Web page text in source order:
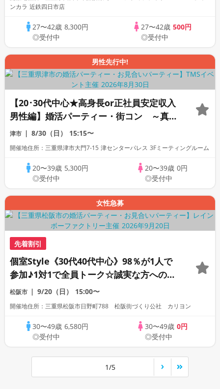
ンカラ 近鉄四日市店
27〜42歳 8,300円
◎受付中
27〜42歳 500円
◎受付中
男性先行中!
【20･30代中心★高身長or正社員安定収入
男性編】婚活パーティー・街コン ～真剣
な出会い～
津市 8/30（日） 15:15〜
開催地住所：三重県津市大門7-15 津センターパレス 3Fミーティングルーム
20〜39歳 5,300円
◎受付中
20〜39歳 0円
◎受付中
女性急募
先着割引
個室Style《30代40代中心》98％が1人で
参加♪1対1で全員トーク☆誠実な方への婚
活パーティー
松阪市 9/20（日） 15:00〜
開催地住所：三重県松阪市日野町788 松阪街づくり公社 カリヨン
30〜49歳 6,580円
◎受付中
30〜49歳 0円
◎受付中
1/5